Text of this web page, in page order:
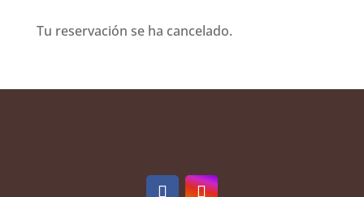
Tu reservación se ha cancelado.